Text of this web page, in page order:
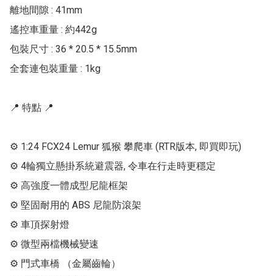
離地間隙 : 41mm
遙控車重量 : 約442g
包裝尺寸 : 36 * 20.5 * 15.5mm
全套連包裝重量 : 1kg
📍 特點 📍
⚙ 1:24 FCX24 Lemur 狐猴 攀爬車 (RTR版本, 即買即玩)
⚙ 4輪獨立懸掛系統避震器, 令車在行走時更穩定
⚙ 高強度一體成型尼龍框架
⚙ 堅固耐用的 ABS 尼龍防滾架
⚙ 車頂探射燈
⚙ 微型兩檔機械變速
⚙ 門式車橋 （金屬齒輪）